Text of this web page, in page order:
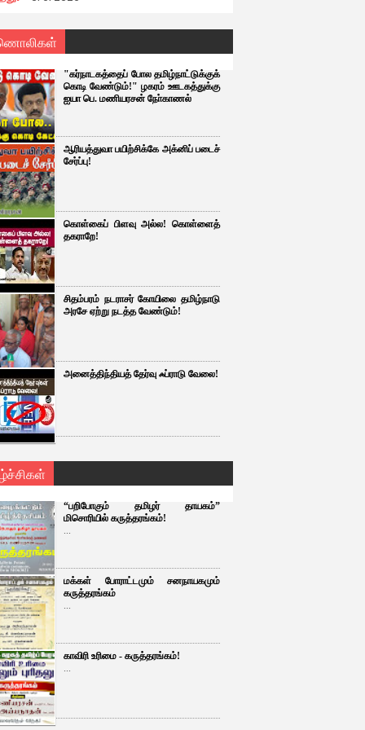
"கர்நாடகத்தைப் போல தமிழ்நாட்டுக்குக்
கொடி வேண்டும்!" ழகரம் ஊடகத்துக்கு
ஐயா பெ. மணியரசன் நோ்காணல்
ஆரியத்துவா பயிற்சிக்கே அக்னிப் படைச்
சேர்ப்பு!
கொள்கைப் பிளவு அல்ல! கொள்ளைத்
தகராறே!
சிதம்பரம் நடராசர் கோயிலை தமிழ்நாடு
அரசே ஏற்று நடத்த வேண்டும்!
அனைத்திந்தியத் தேர்வு ஃப்ராடு வேலை!
“பறிபோகும் தமிழர் தாயகம்”
மிசொரியில் கருத்தரங்கம்!
...
மக்கள் போராட்டமும் சனநாயகமும்
கருத்தரங்கம்
...
காவிரி உரிமை - கருத்தரங்கம்!
...